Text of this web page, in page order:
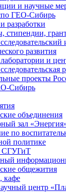
и научные
ГЕО-Сибирь
разработки
стипендии,
развития
и
проекты
Сибирь
объединения
зал
по
политике
СГУГиТ
общежития
кафе
центр